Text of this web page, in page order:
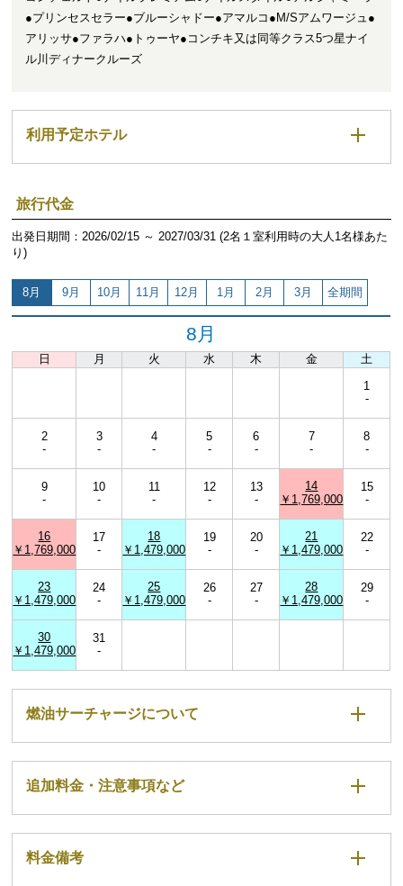
●プリンセスセラー●ブルーシャドー●アマルコ●M/Sアムワージュ●
アリッサ●ファラハ●トゥーヤ●コンチキ又は同等クラス5つ星ナイ
ル川ディナークルーズ
利用予定ホテル
旅行代金
出発日期間：2026/02/15 ～ 2027/03/31 (2名１室利用時の大人1名様あた
り)
8月 9月 10月 11月 12月 1月 2月 3月 全期間
8月
日 月 火 水 木 金 土
1
-
2
-
3
-
4
-
5
-
6
-
7
-
8
-
9
-
10
-
11
-
12
-
13
-
14
￥1,769,000
15
-
16
￥1,769,000
17
-
18
￥1,479,000
19
-
20
-
21
￥1,479,000
22
-
23
￥1,479,000
24
-
25
￥1,479,000
26
-
27
-
28
￥1,479,000
29
-
30
￥1,479,000
31
-
燃油サーチャージについて
追加料金・注意事項など
料金備考